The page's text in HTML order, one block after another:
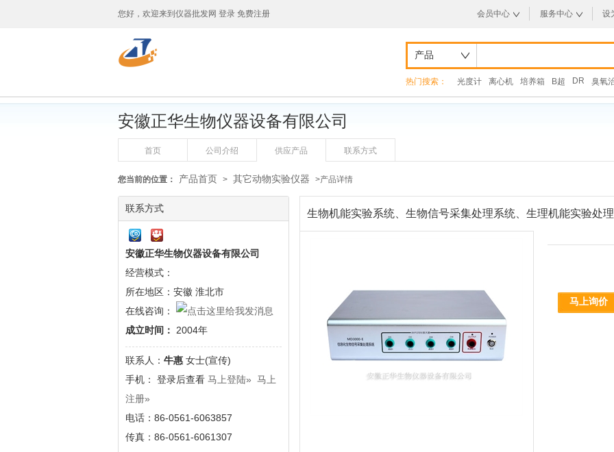
您好，欢迎来到 仪器批发网 登录 免费注册 会员中心 服务中心 设
产品
热门搜索： 光度计 离心机 培养箱 B超 DR 臭氧
安徽正华生物仪器设备有限公司
首页 公司介绍 供应产品 联系方式
您当前的位置： 产品首页 > 其它动物实验仪器 >产品详情
生物机能实验系统、生物信号采集处理系统、生理机能实验处
联系方式
安徽正华生物仪器设备有限公司
经营模式：
所在地区：安徽 淮北市
在线咨询：
成立时间：
2004年
联系人： 牛惠 女士(宣传)
手机： 登录后查看 马上登陆» 马上
注册»
电话：86-0561-6063857
传真：86-0561-6061307